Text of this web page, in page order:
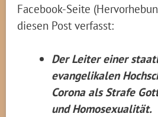
Facebook-Seite
diesen Post verfasst:
Der Leiter einer
evangelikalen
Corona als Strafe
und Homosexualität.